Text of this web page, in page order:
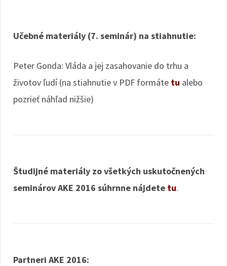
Učebné materiály (7. seminár) na stiahnutie:
Peter Gonda: Vláda a jej zasahovanie do trhu a
životov ľudí (na stiahnutie v PDF formáte tu alebo
pozrieť náhľad nižšie)
Študijné materiály zo všetkých uskutočnených
seminárov AKE 2016 súhrnne nájdete tu.
Partneri AKE 2016: